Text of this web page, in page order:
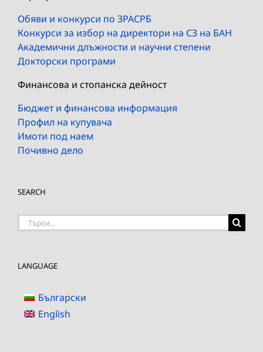
Обяви и конкурси по ЗРАСРБ
Конкурси за избор на директори на СЗ на БАН
Академични длъжности и научни степени
Докторски програми
Финансова и стопанска дейност
Бюджет и финансова информация
Профил на купувача
Имоти под наем
Почивно дело
SEARCH
Търсене
LANGUAGE
Български
English